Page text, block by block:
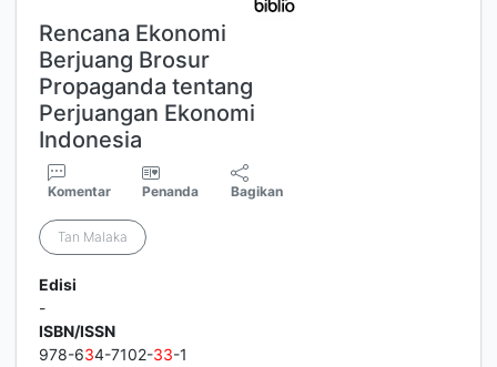
Rencana Ekonomi
Berjuang Brosur
Propaganda tentang
Perjuangan Ekonomi
Indonesia
Komentar Penanda Bagikan
Tan Malaka
Edisi
-
ISBN/ISSN
978-634-7102-33-1